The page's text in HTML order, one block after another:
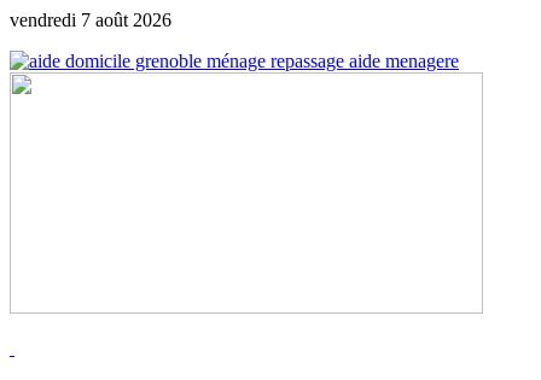
vendredi 7 août 2026